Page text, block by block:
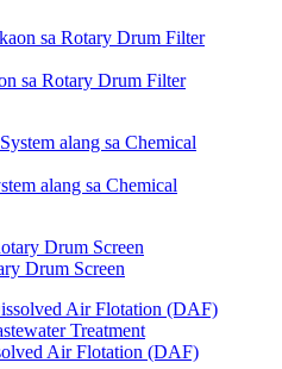
sa Rotary Drum Filter
alang sa Chemical
Drum Screen
Air Flotation (DAF)